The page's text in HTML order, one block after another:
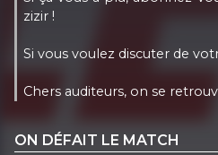
zizir !
Si vous voulez discuter de
Chers auditeurs, on se
ON DÉFAIT LE MATCH